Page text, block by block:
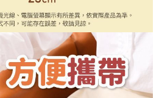
用他人資訊註冊。若發現惡意使用之情形，
止該用戶之使用額度並採取法律行動。